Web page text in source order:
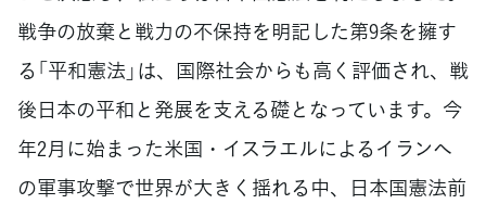
戦争の放棄と戦力の不保持を明記した第9条を擁す
る「平和憲法」は、国際社会からも高く評価され、戦
後日本の平和と発展を支える礎となっています。今
年2月に始まった米国・イスラエルによるイランへ
の軍事攻撃で世界が大きく揺れる中、日本国憲法前